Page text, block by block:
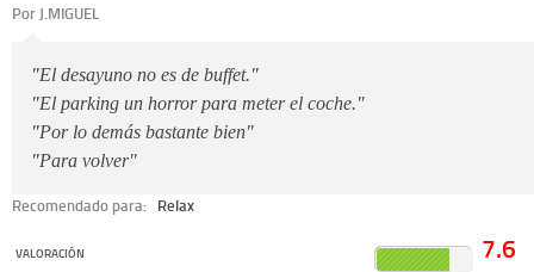
Por J.MIGUEL
"El desayuno no es de buffet."
"El parking un horror para meter el coche."
"Por lo demás bastante bien"
"Para volver"
Recomendado para: Relax
VALORACIÓN 7.6